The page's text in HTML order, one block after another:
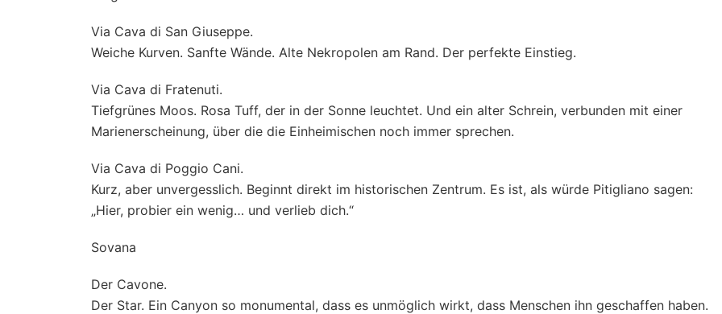
Via Cava di San Giuseppe.
Weiche Kurven. Sanfte Wände. Alte Nekropolen am Rand. Der perfekte Einstieg.
Via Cava di Fratenuti.
Tiefgrünes Moos. Rosa Tuff, der in der Sonne leuchtet. Und ein alter Schrein, verbunden mit einer
Marienerscheinung, über die die Einheimischen noch immer sprechen.
Via Cava di Poggio Cani.
Kurz, aber unvergesslich. Beginnt direkt im historischen Zentrum. Es ist, als würde Pitigliano sagen:
„Hier, probier ein wenig… und verlieb dich.“
Sovana
Der Cavone.
Der Star. Ein Canyon so monumental, dass es unmöglich wirkt, dass Menschen ihn geschaffen haben.